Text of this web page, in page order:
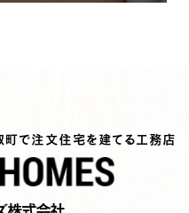
町で注文住宅を建てる工務店